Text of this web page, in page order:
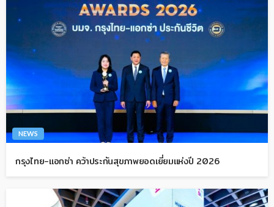
NEWS
กรุงไทย-แอกซ่า คว้าประกันสุขภาพยอดเยี่ยมแห่งปี 2026